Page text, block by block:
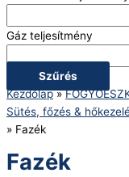
Gáz teljesítmény
Szűrés
Kezdőlap»
Sütés, főzés &
» Fazék
Fazék